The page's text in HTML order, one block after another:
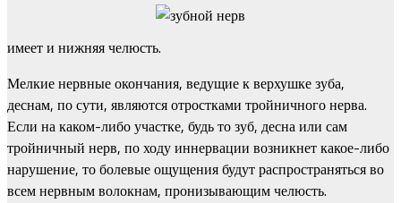
имеет и нижняя челюсть.
Мелкие нервные окончания, ведущие к верхушке зуба,
деснам, по сути, являются отростками тройничного нерва.
Если на каком-либо участке, будь то зуб, десна или сам
тройничный нерв, по ходу иннервации возникнет какое-либо
нарушение, то болевые ощущения будут распространяться во
всем нервным волокнам, пронизывающим челюсть.